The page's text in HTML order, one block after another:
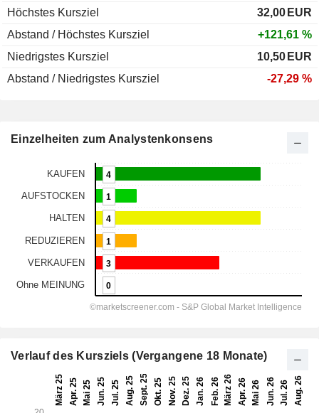
Höchstes Kursziel
32,00 EUR
Abstand / Höchstes Kursziel
+121,61 %
Niedrigstes Kursziel
10,50 EUR
Abstand / Niedrigstes Kursziel
-27,29 %
Einzelheiten zum Analystenkonsens
Verlauf des Kursziels (Vergangene 18 Monate)